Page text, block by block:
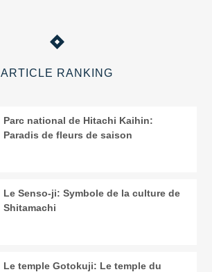
ARTICLE RANKING
Parc national de Hitachi Kaihin:
Paradis de fleurs de saison
Le Senso-ji: Symbole de la culture de
Shitamachi
Le temple Gotokuji: Le temple du